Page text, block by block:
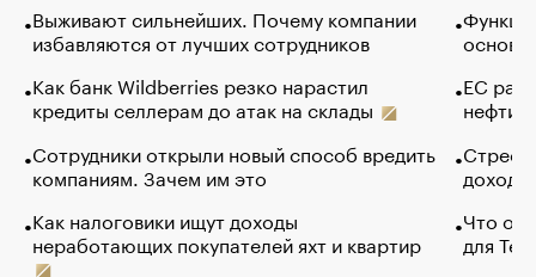
Выживают сильнейших. Почему компании
избавляются от лучших сотрудников
Как банк Wildberries резко нарастил
кредиты селлерам до атак на склады
Сотрудники открыли новый способ вредить
компаниям. Зачем им это
Как налоговики ищут доходы
неработающих покупателей яхт и квартир
основ
ЕС
нефти
Что
для